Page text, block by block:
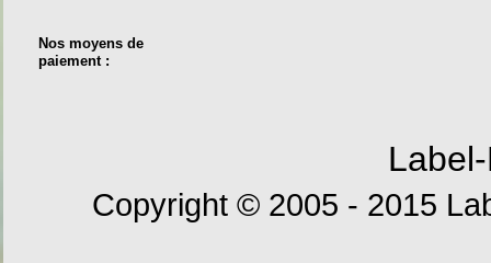
Nos moyens de
paiement :
Copyright © 2005 - 2015